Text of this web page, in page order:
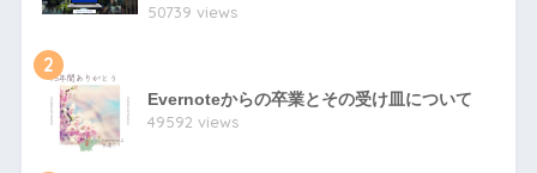
50739 views
2
Evernoteからの卒業とその受け皿について
49592 views